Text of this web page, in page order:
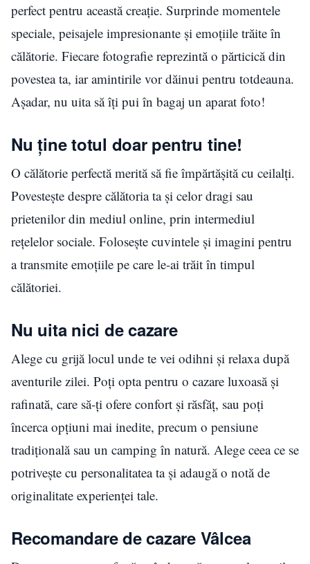
perfect pentru această creație. Surprinde momentele
speciale, peisajele impresionante și emoțiile trăite în
călătorie. Fiecare fotografie reprezintă o părticică din
povestea ta, iar amintirile vor dăinui pentru totdeauna.
Așadar, nu uita să îți pui în bagaj un aparat foto!
Nu ține totul doar pentru tine!
O călătorie perfectă merită să fie împărtășită cu ceilalți.
Povestește despre călătoria ta și celor dragi sau
prietenilor din mediul online, prin intermediul
rețelelor sociale. Folosește cuvintele și imagini pentru
a transmite emoțiile pe care le-ai trăit în timpul
călătoriei.
Nu uita nici de cazare
Alege cu grijă locul unde te vei odihni și relaxa după
aventurile zilei. Poți opta pentru o cazare luxoasă și
rafinată, care să-ți ofere confort și răsfăț, sau poți
încerca opțiuni mai inedite, precum o pensiune
tradițională sau un camping în natură. Alege ceea ce se
potrivește cu personalitatea ta și adaugă o notă de
originalitate experienței tale.
Recomandare de cazare Vâlcea